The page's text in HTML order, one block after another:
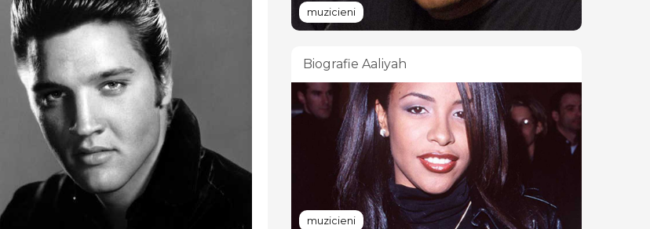
muzicieni
Biografie Aaliyah
muzicieni